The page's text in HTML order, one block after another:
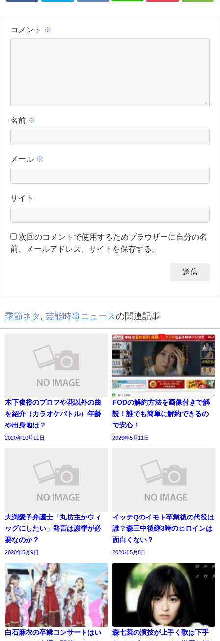
コメント ※
名前 ※
メール ※
サイト
次回のコメントで使用するためブラウザーに自分の名
前、メールアドレス、サイトを保存する。
季節ネタ , 芸能時事ニュースの関連記事
木下俊裕のプロフや花以外の曲
を紹介（カラオケバトル）年齢
や出身地は？
2020年10月11日
FODの解約方法を画像付きで解
説！誰でも簡単に解約できるの
で安心！
2020年5月11日
大渕愛子弁護士「丸坊主かウィ
ッグにしたい」発言は謝罪が必
要なのか？
2020年5月9日
イッテQのイモト卒業後の代役は
誰？森三中後継3時のヒロインは
面白くない？
2020年5月8日
白石麻衣の卒業コンサートはい
森七菜の演技が上手く歌は下手